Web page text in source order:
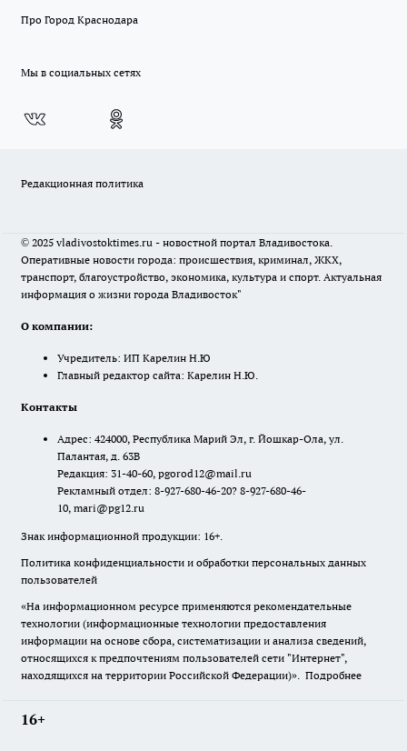
Про Город Краснодара
Мы в социальных сетях
Редакционная политика
© 2025 vladivostoktimes.ru - новостной портал Владивостока.
Оперативные новости города: происшествия, криминал, ЖКХ,
транспорт, благоустройство, экономика, культура и спорт. Актуальная
информация о жизни города Владивосток"
О компании:
Учредитель: ИП Карелин Н.Ю
Главный редактор сайта: Карелин Н.Ю.
Контакты
Адрес: 424000, Республика Марий Эл, г. Йошкар-Ола, ул.
Палантая, д. 63В
Редакция: 31-40-60, pgorod12@mail.ru
Рекламный отдел: 8-927-680-46-20? 8-927-680-46-
10, mari@pg12.ru
Знак информационной продукции: 16+.
Политика конфиденциальности и обработки персональных данных
пользователей
«На информационном ресурсе применяются рекомендательные
технологии (информационные технологии предоставления
информации на основе сбора, систематизации и анализа сведений,
относящихся к предпочтениям пользователей сети "Интернет",
находящихся на территории Российской Федерации)». Подробнее
16+